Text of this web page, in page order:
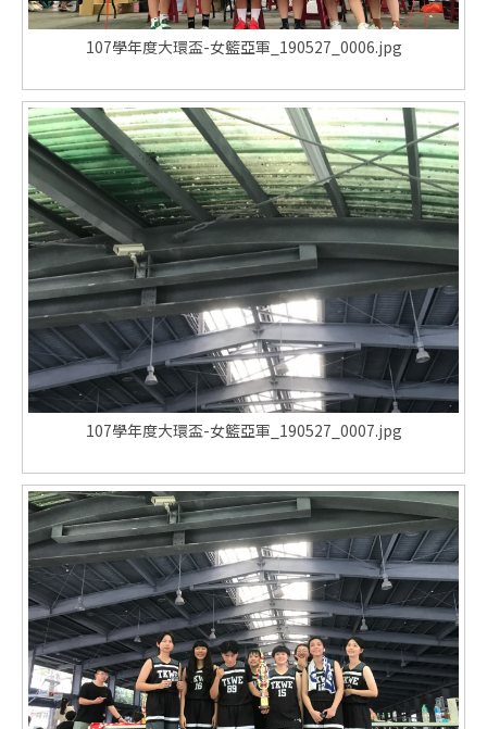
107學年度大環盃-女籃亞軍_190527_0006.jpg
107學年度大環盃-女籃亞軍_190527_0007.jpg